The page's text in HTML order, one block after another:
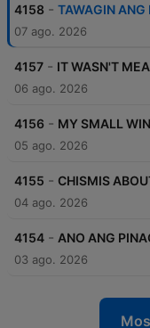
4158 - TAWAGIN
07 ago. 2026
4157 - IT WASN'T
06 ago. 2026
4156 - MY SMALL
05 ago. 2026
4155 - CHISMIS
04 ago. 2026
4154 - ANO ANG
03 ago. 2026